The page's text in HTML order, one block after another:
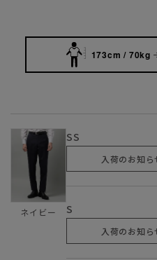
173cm / 70kg
ネイビー
SS
入荷のお知ら
S
入荷のお知ら